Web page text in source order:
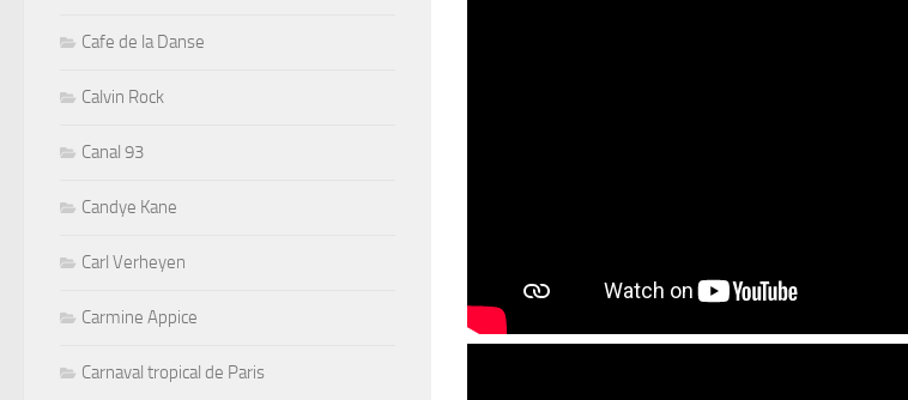
Cafe de la Danse
Calvin Rock
Canal 93
Candye Kane
Carl Verheyen
Carmine Appice
Carnaval tropical de Paris